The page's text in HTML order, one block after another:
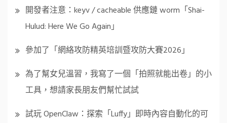
開發者注意：keyv / cacheable 供應鏈 worm「Shai-
Hulud: Here We Go Again」
參加了「網絡攻防精英培訓暨攻防大賽2026」
為了幫女兒溫習，我寫了一個「拍照就能出卷」的小
工具，想請家長朋友們幫忙試試
試玩 OpenClaw：探索「Luffy」即時內容自動化的可